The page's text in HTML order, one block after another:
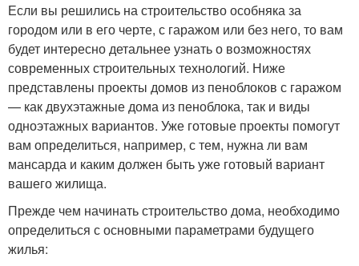
Если вы решились на строительство особняка за
городом или в его черте, с гаражом или без него, то вам
будет интересно детальнее узнать о возможностях
современных строительных технологий. Ниже
представлены проекты домов из пеноблоков с гаражом
— как двухэтажные дома из пеноблока, так и виды
одноэтажных вариантов. Уже готовые проекты помогут
вам определиться, например, с тем, нужна ли вам
мансарда и каким должен быть уже готовый вариант
вашего жилища.
Прежде чем начинать строительство дома, необходимо
определиться с основными параметрами будущего
жилья: